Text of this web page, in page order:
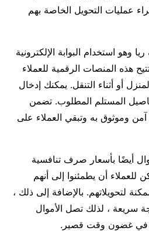
عمليات التحويل الخاصة بهم
وهو استخدام البوابة الإلكترونية
هذه المنصات الرقمية للعملاء
أو أثناء التنقل. يمكنك إدخال
المستلم المطلوب. تضمن
وموثوق به وتبقي العملاء على
أيضًا بأسعار صرف تنافسية
أن يطمئنوا إلى أنهم
لتحويلاتهم. بالإضافة إلى ذلك ،
سريعة ، لذلك تصل الأموال
في غضون وقت قصير.